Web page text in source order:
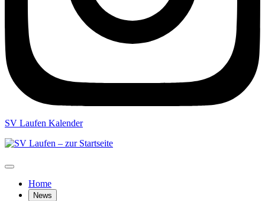
SV Laufen Kalender
Home
News